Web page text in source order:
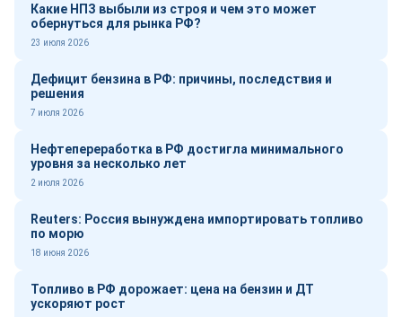
Какие НПЗ выбыли из строя и чем это может
обернуться для рынка РФ?
23 июля 2026
Дефицит бензина в РФ: причины, последствия и
решения
7 июля 2026
Нефтепереработка в РФ достигла минимального
уровня за несколько лет
2 июля 2026
Reuters: Россия вынуждена импортировать топливо
по морю
18 июня 2026
Топливо в РФ дорожает: цена на бензин и ДТ
ускоряют рост